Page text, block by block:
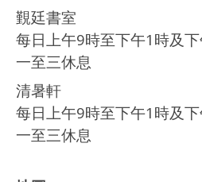
覲廷書室
每日上午9時至下午1時及
一至三休息
清暑軒
每日上午9時至下午1時及
一至三休息